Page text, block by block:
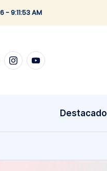
-9:11:54 AM
instagram.com
youtube.com
Destacado